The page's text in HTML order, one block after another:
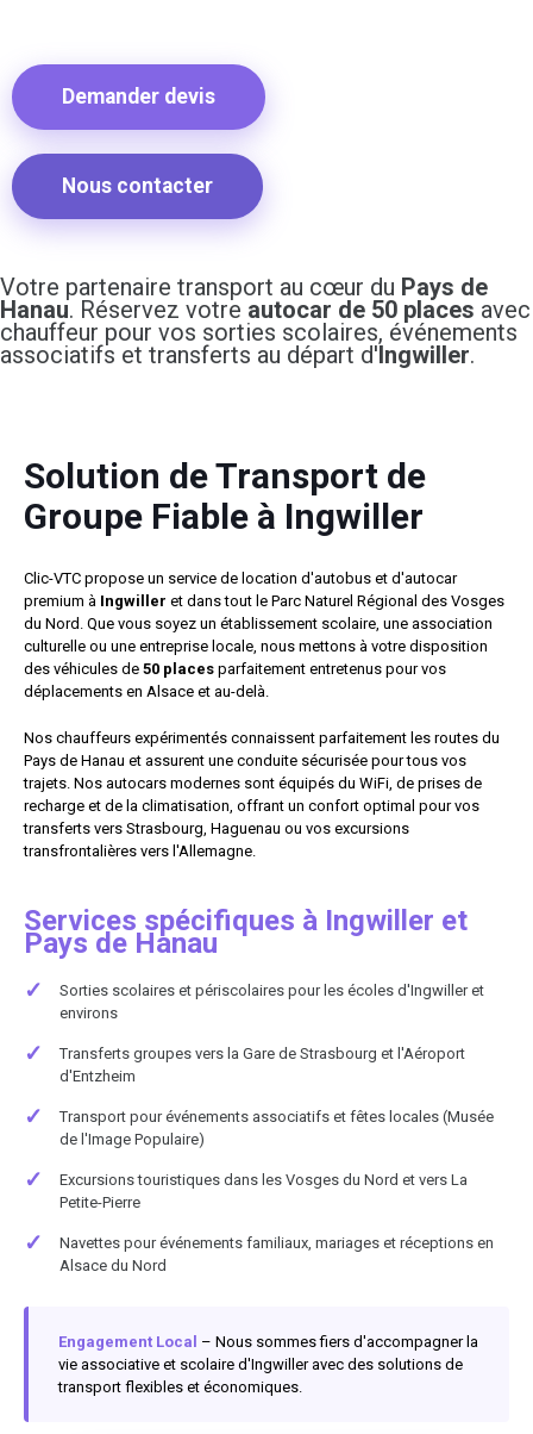
Demander devis
Nous contacter
Votre partenaire transport au cœur du Pays de
Hanau. Réservez votre autocar de 50 places avec
chauffeur pour vos sorties scolaires, événements
associatifs et transferts au départ d'Ingwiller.
Solution de Transport de
Groupe Fiable à Ingwiller
Clic-VTC propose un service de location d'autobus et d'autocar
premium à Ingwiller et dans tout le Parc Naturel Régional des Vosges
du Nord. Que vous soyez un établissement scolaire, une association
culturelle ou une entreprise locale, nous mettons à votre disposition
des véhicules de 50 places parfaitement entretenus pour vos
déplacements en Alsace et au-delà.
Nos chauffeurs expérimentés connaissent parfaitement les routes du
Pays de Hanau et assurent une conduite sécurisée pour tous vos
trajets. Nos autocars modernes sont équipés du WiFi, de prises de
recharge et de la climatisation, offrant un confort optimal pour vos
transferts vers Strasbourg, Haguenau ou vos excursions
transfrontalières vers l'Allemagne.
Services spécifiques à Ingwiller et
Pays de Hanau
✓
Sorties scolaires et périscolaires pour les écoles d'Ingwiller et
environs
✓
Transferts groupes vers la Gare de Strasbourg et l'Aéroport
d'Entzheim
✓
Transport pour événements associatifs et fêtes locales (Musée
de l'Image Populaire)
✓
Excursions touristiques dans les Vosges du Nord et vers La
Petite-Pierre
✓
Navettes pour événements familiaux, mariages et réceptions en
Alsace du Nord
Engagement Local – Nous sommes fiers d'accompagner la
vie associative et scolaire d'Ingwiller avec des solutions de
transport flexibles et économiques.